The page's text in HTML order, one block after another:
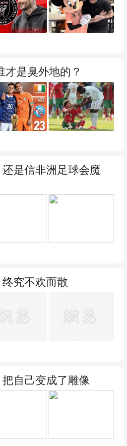
才是臭外地的？
是信非洲足球会魔
究不欢而散
自己变成了雕像